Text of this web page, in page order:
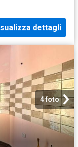
dettagli
4 foto